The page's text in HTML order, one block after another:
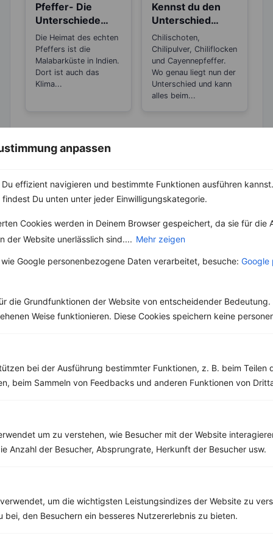
anpassen
effizient navigieren und bestimmte Funktionen ausführen
Du unten unter jeder Einwilligungskategorie.
Cookies werden in Deinem Browser gespeichert, da sie für die
der Website unerlässlich sind.... Mehr zeigen
Google personenbezogene Daten verarbeitet, besuche: Google
die Grundfunktionen der Website von entscheidender Bedeutung.
Weise funktionieren. Diese Cookies speichern keine
bei der Ausführung bestimmter Funktionen, z. B. beim Teilen
beim Sammeln von Feedbacks und anderen Funktionen von
um zu verstehen, wie Besucher mit der Website
Anzahl der Besucher, Absprungrate, Herkunft der Besucher usw.
um die wichtigsten Leistungsindizes der Website zu
bei, den Besuchern ein besseres Nutzererlebnis zu bieten.
Pfeffer- Die
Unterschiede
zwischen den
Sorten
Die Heimat des echten
Pfeffers ist die
Malabarküste in Indien.
Dort ist auch das
Klima...
Kennst du den
Unterschied
zwischen
Chilipulver,
Chiliflocken und
Cayennepfeffer?
Chilischoten,
Chilipulver, Chiliflocken
und Cayennepfeffer.
Wo genau liegt nun der
Unterschied und kann
alles beim...
Basilikum – Es
gibt über 60
verschiedene
Der Geschmack und
Dabei ist die Herkunft
Weitere Vegetarische Rezepte
Chinesische Suppe mit Tofu
Kalorien:649 kcal